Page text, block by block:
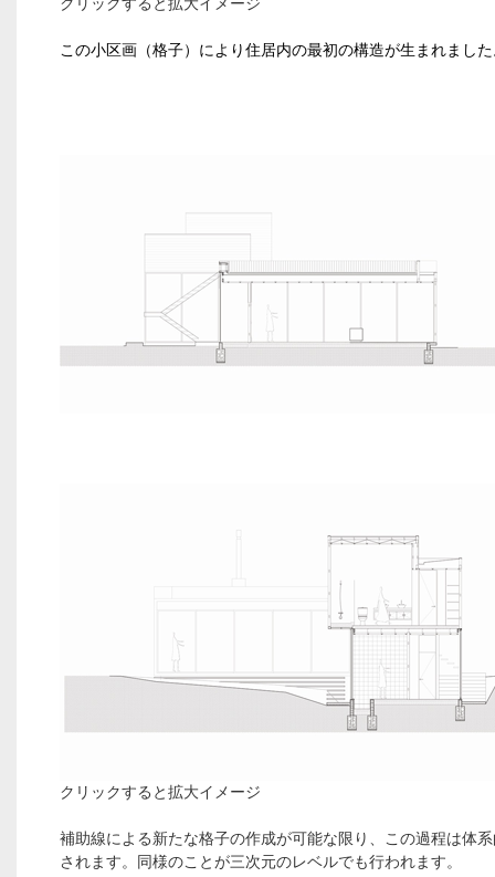
この小区画（格子）により住居内の最初の構造が生まれまし
クリックすると拡大イメージ
補助線による新たな格子の作成が可能な限り、この過程は体
されます。同様のことが三次元のレベルでも行われます。